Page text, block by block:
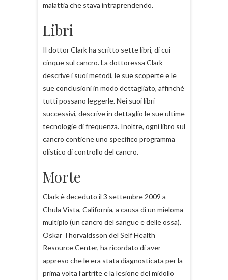
malattia che stava intraprendendo.
Libri
Il dottor Clark ha scritto sette libri, di cui
cinque sul cancro. La dottoressa Clark
descrive i suoi metodi, le sue scoperte e le
sue conclusioni in modo dettagliato, affinché
tutti possano leggerle. Nei suoi libri
successivi, descrive in dettaglio le sue ultime
tecnologie di frequenza. Inoltre, ogni libro sul
cancro contiene uno specifico programma
olistico di controllo del cancro.
Morte
Clark è deceduto il 3 settembre 2009 a
Chula Vista, California, a causa di un mieloma
multiplo (un cancro del sangue e delle ossa).
Oskar Thorvaldsson del Self Health
Resource Center, ha ricordato di aver
appreso che le era stata diagnosticata per la
prima volta l’artrite e la lesione del midollo